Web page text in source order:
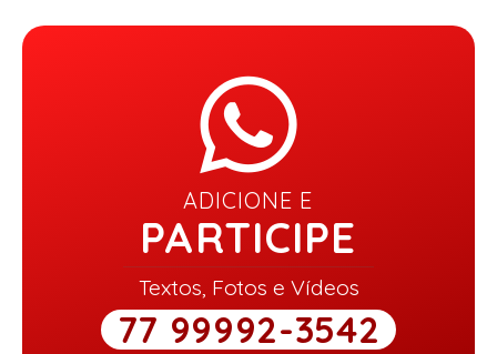
ADICIONE E
PARTICIPE
Textos, Fotos e Vídeos
77 99992-3542